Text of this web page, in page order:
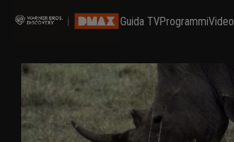
Guida TVProgrammiVideo